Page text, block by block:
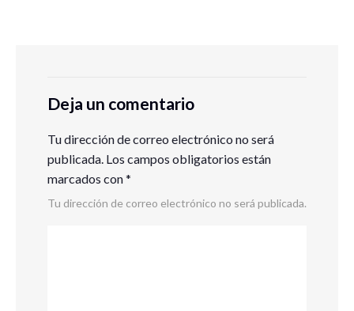
Deja un comentario
Tu dirección de correo electrónico no será
publicada. Los campos obligatorios están
marcados con*
Tu dirección de correo electrónico no será publicada.